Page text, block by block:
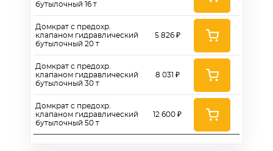
бутылочный 16 т
Домкрат с предохр.
клапаном гидравлический
бутылочный 20 т
Домкрат с предохр.
клапаном гидравлический
бутылочный 30 т
Домкрат с предохр.
клапаном гидравлический
бутылочный 50 т
5 826 ₽
8 031 ₽
12 600 ₽